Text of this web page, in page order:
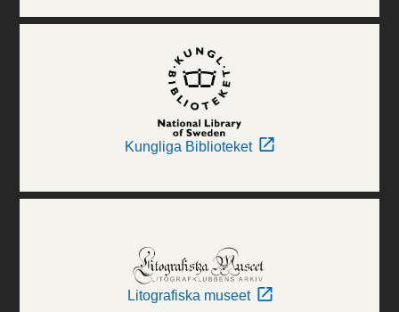
Kungliga Biblioteket
Litografiska museet